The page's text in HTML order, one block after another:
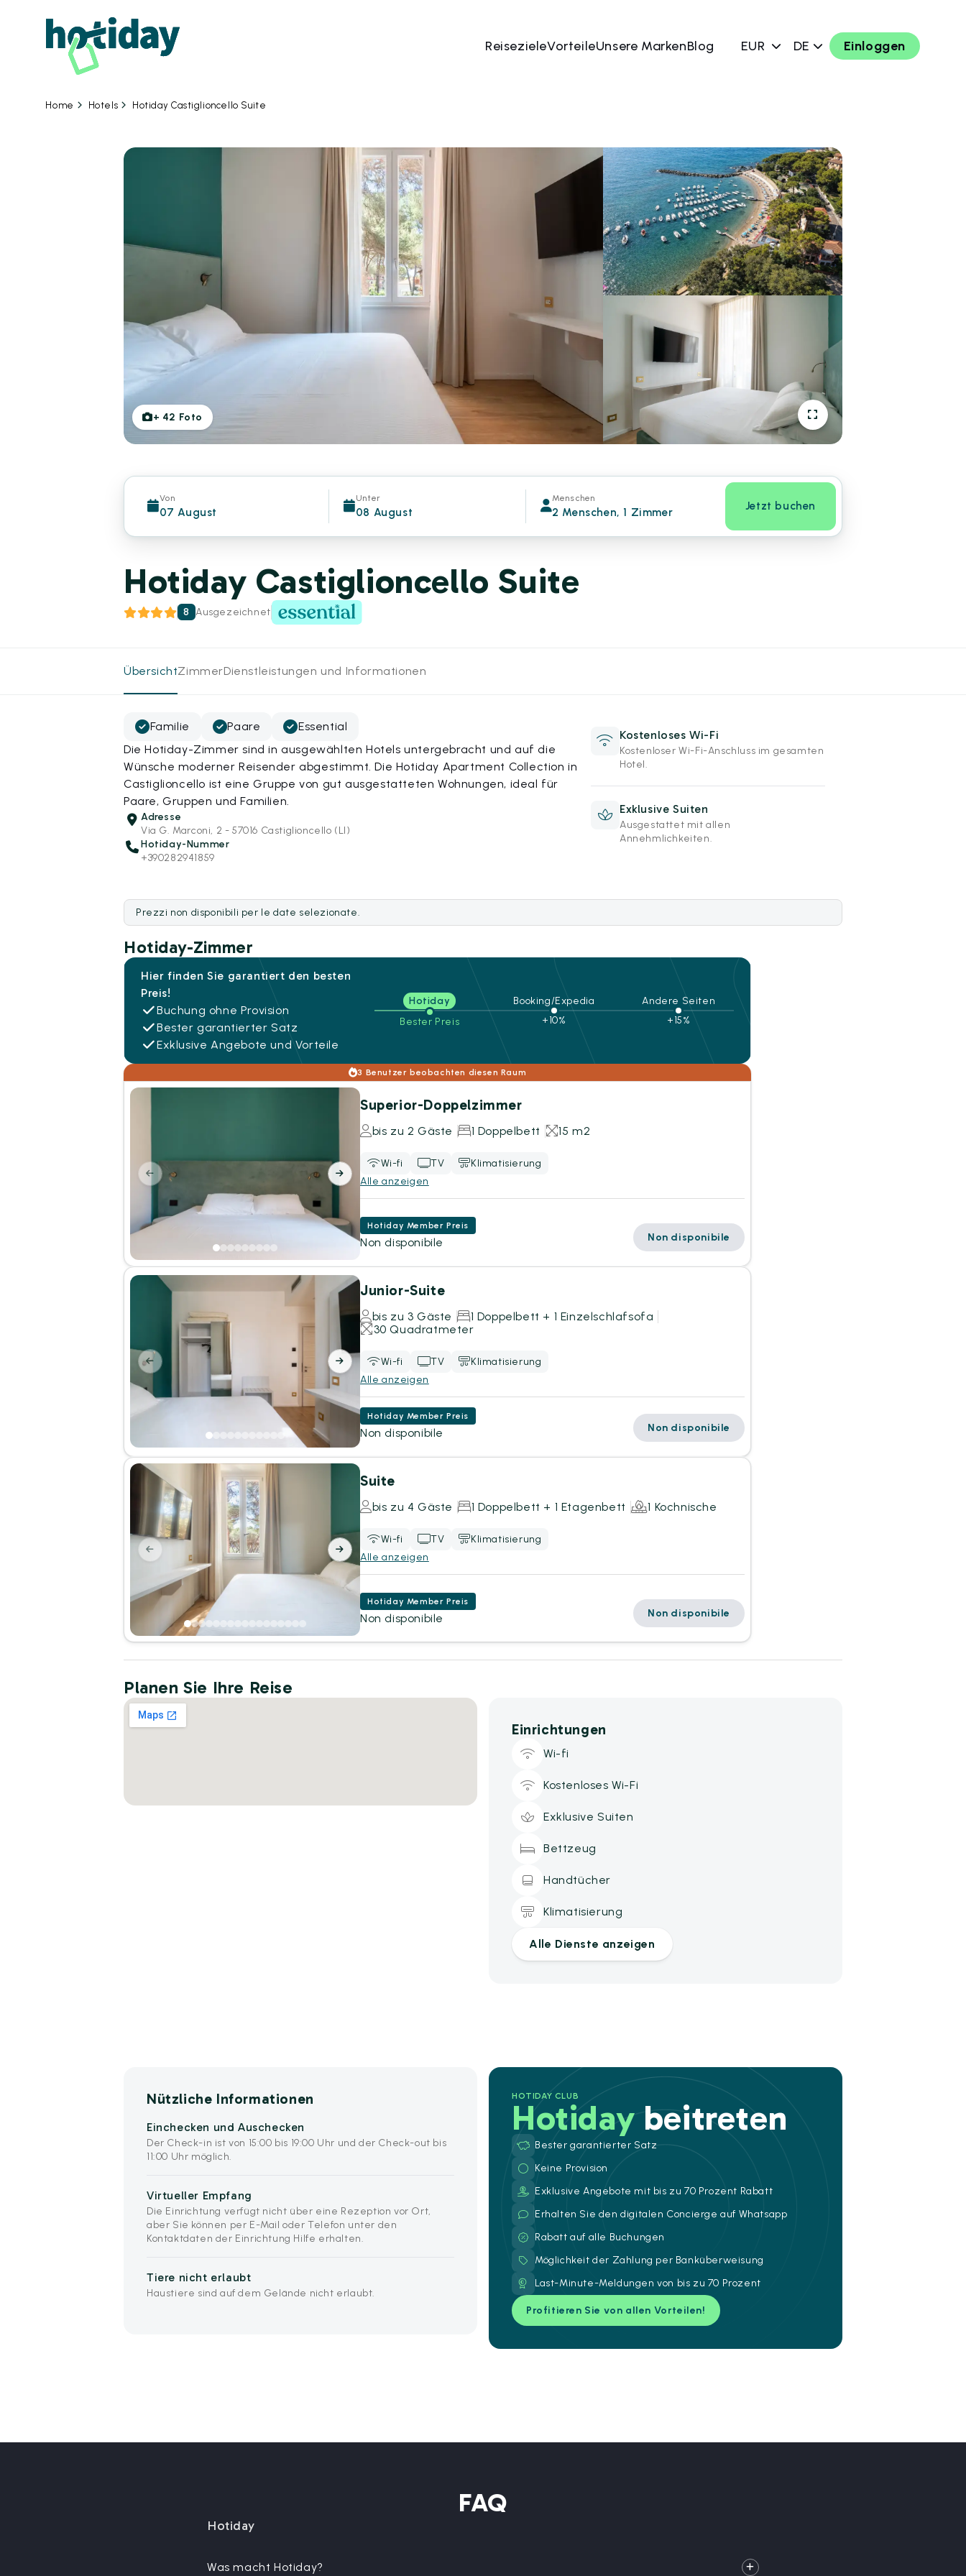
ReisezieleVorteileUnsere MarkenBlog EUR DE Einloggen
Home Hotels Hotiday Castiglioncello Suite
+ 42 Foto
Von
07 August
Unter
08 August
Menschen
2 Menschen, 1 Zimmer Jetzt buchen
Hotiday Castiglioncello Suite
8 Ausgezeichnet
ÜbersichtZimmerDienstleistungen und Informationen
Familie Paare
Essential
Die Hotiday-Zimmer sind in ausgewählten Hotels untergebracht und auf die
Wünsche moderner Reisender abgestimmt. Die Hotiday Apartment Collection in
Castiglioncello ist eine Gruppe von gut ausgestatteten Wohnungen, ideal für
Paare, Gruppen und Familien.
Adresse
Via G. Marconi, 2 - 57016 Castiglioncello (LI)
Hotiday-Nummer
+390282941859
Kostenloses Wi-Fi
Kostenloser Wi-Fi-Anschluss im gesamten
Hotel.
Exklusive Suiten
Ausgestattet mit allen
Annehmlichkeiten.
Prezzi non disponibili per le date selezionate.
Hotiday-Zimmer
Hier finden Sie garantiert den besten
Preis!
Buchung ohne Provision
Bester garantierter Satz
Exklusive Angebote und Vorteile
Hotiday
Bester Preis
Booking/Expedia
+10%
Andere Seiten
+15%
3 Benutzer beobachten diesen Raum
Superior-Doppelzimmer
bis zu 2 Gäste 1 Doppelbett 15 m2
Wi-fi TV
Klimatisierung
Alle anzeigen
Hotiday Member Preis
Non disponibile Non disponibile
Junior-Suite
bis zu 3 Gäste
1 Doppelbett + 1 Einzelschlafsofa
30 Quadratmeter
Wi-fi TV
Klimatisierung
Alle anzeigen
Hotiday Member Preis
Non disponibile Non disponibile
Suite
bis zu 4 Gäste 1 Doppelbett + 1 Etagenbett 1 Kochnische
Wi-fi TV
Klimatisierung
Alle anzeigen
Hotiday Member Preis
Non disponibile Non disponibile
Planen Sie Ihre Reise
Einrichtungen
Wi-fi
Kostenloses Wi-Fi
Exklusive Suiten
Bettzeug
Handtücher
Klimatisierung
Alle Dienste anzeigen
Nützliche Informationen
Einchecken und Auschecken
Der Check-in ist von 15:00 bis 19:00 Uhr und der Check-out bis
11:00 Uhr möglich.
Virtueller Empfang
Die Einrichtung verfügt nicht über eine Rezeption vor Ort,
aber Sie können per E-Mail oder Telefon unter den
Kontaktdaten der Einrichtung Hilfe erhalten.
Tiere nicht erlaubt
Haustiere sind auf dem Gelände nicht erlaubt.
HOTIDAY CLUB
Hotidaybeitreten
Bester garantierter Satz
Keine Provision
Exklusive Angebote mit bis zu 70 Prozent Rabatt
Erhalten Sie den digitalen Concierge auf Whatsapp
Rabatt auf alle Buchungen
Möglichkeit der Zahlung per Banküberweisung
Last-Minute-Meldungen von bis zu 70 Prozent
Profitieren Sie von allen Vorteilen!
FAQ
Hotiday
Was macht Hotiday?